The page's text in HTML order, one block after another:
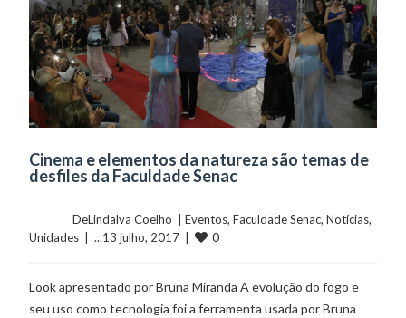
Cinema e elementos da natureza são temas de
desfiles da Faculdade Senac
	    	DeLindalva Coelho  |
Eventos, Faculdade Senac, Notícias
Unidades
  |  ...13 julho, 2017  |
0
Look apresentado por Bruna Miranda A evolução do fogo e
seu uso como tecnologia foi a ferramenta usada por Bruna